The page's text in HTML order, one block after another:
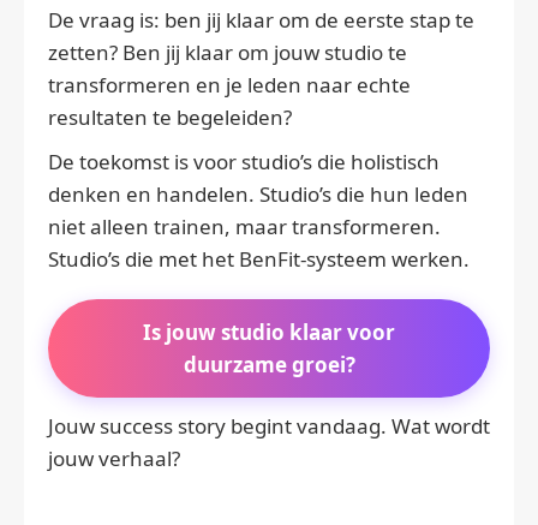
De vraag is: ben jij klaar om de eerste stap te
zetten? Ben jij klaar om jouw studio te
transformeren en je leden naar echte
resultaten te begeleiden?
De toekomst is voor studio’s die holistisch
denken en handelen. Studio’s die hun leden
niet alleen trainen, maar transformeren.
Studio’s die met het BenFit-systeem werken.
Is jouw studio klaar voor
duurzame groei?
Jouw success story begint vandaag. Wat wordt
jouw verhaal?